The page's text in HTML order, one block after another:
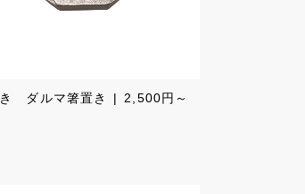
ダルマ箸置き 2,500円～